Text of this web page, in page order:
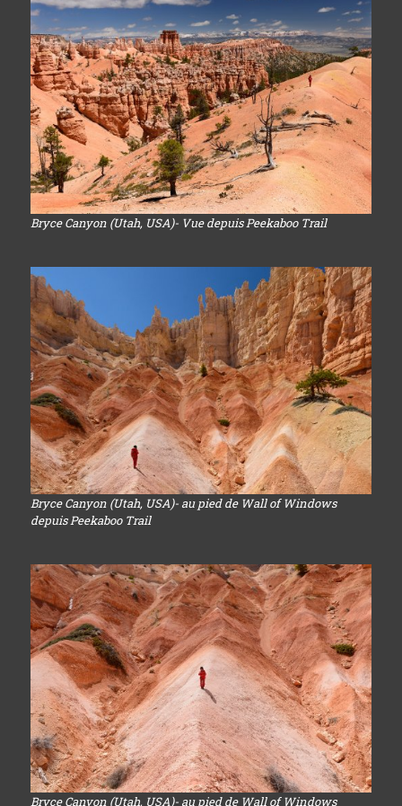
Bryce Canyon (Utah, USA)- Vue depuis Peekaboo Trail
Bryce Canyon (Utah, USA)- au pied de Wall of Windows
depuis Peekaboo Trail
Bryce Canyon (Utah, USA)- au pied de Wall of Windows